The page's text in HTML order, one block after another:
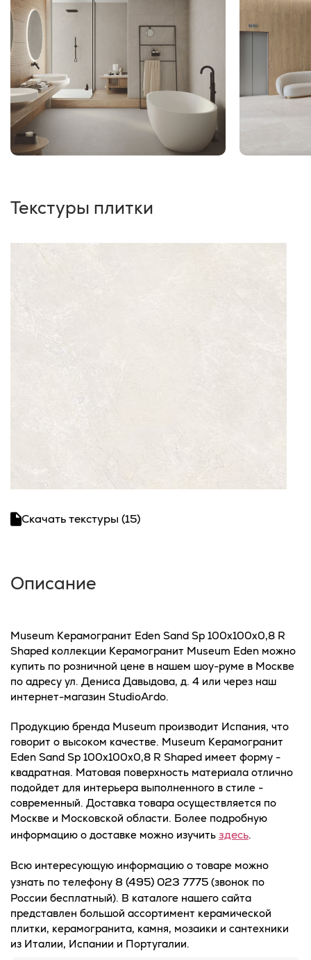
Текстуры плитки
Скачать текстуры (15)
Описание
Museum Керамогранит Eden Sand Sp 100x100x0,8 R
Shaped коллекции Керамогранит Museum Eden можно
купить по розничной цене в нашем шоу-руме в Москве
по адресу ул. Дениса Давыдова, д. 4 или через наш
интернет-магазин StudioArdo.
Продукцию бренда Museum производит Испания, что
говорит о высоком качестве. Museum Керамогранит
Eden Sand Sp 100x100x0,8 R Shaped имеет форму -
квадратная. Матовая поверхность материала отлично
подойдет для интерьера выполненного в стиле -
современный. Доставка товара осуществляется по
Москве и Московской области. Более подробную
информацию о доставке можно изучить здесь.
Всю интересующую информацию о товаре можно
узнать по телефону 8 (495) 023 7775 (звонок по
России бесплатный). В каталоге нашего сайта
представлен большой ассортимент керамической
плитки, керамогранита, камня, мозаики и сантехники
из Италии, Испании и Португалии.